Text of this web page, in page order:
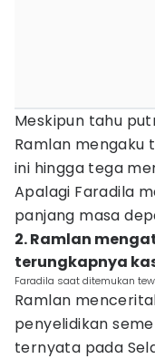
Meskipun tahu
Ramlan mengaku
ini hingga tega
Apalagi Faradila
panjang masa
2. Ramlan
terungkapnya
Faradila saat ditemukan
Ramlan
penyelidikan
ternyata pada